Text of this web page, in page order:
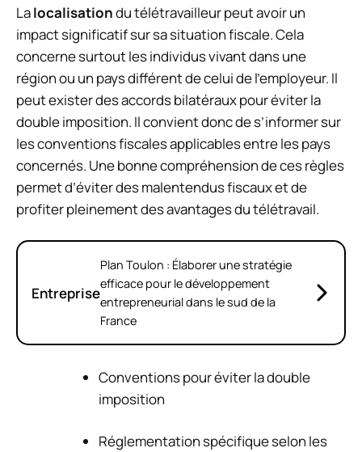
Lalocalisationdu télétravailleur peut avoir un
impact significatif sur sa situation fiscale. Cela
concerne surtout les individus vivant dans une
région ou un pays différent de celui de l’employeur. Il
peut exister des accords bilatéraux pour éviter la
double imposition. Il convient donc de s’informer sur
les conventions fiscales applicables entre les pays
concernés. Une bonne compréhension de ces règles
permet d’éviter des malentendus fiscaux et de
profiter pleinement des avantages du télétravail.
Entreprise
Plan Toulon : Élaborer une stratégie
efficace pour le développement
entrepreneurial dans le sud de la
France
Conventions pour éviter la double
imposition
Réglementation spécifique selon les